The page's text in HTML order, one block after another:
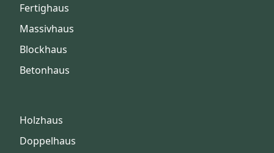
Fertighaus
Massivhaus
Blockhaus
Betonhaus
Holzhaus
Doppelhaus